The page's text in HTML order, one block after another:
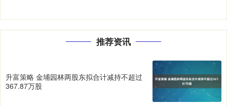
推荐资讯
升富策略 金埔园林两股东拟合计减持不超过
367.87万股